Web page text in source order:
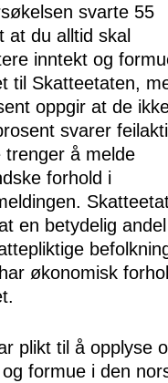
svarte 55
at du alltid skal
inntekt og
til Skatteetaten,
oppgir at de
svarer
trenger å melde
forhold i
en betydelig
økonomisk
plikt til å opplyse
formue i den